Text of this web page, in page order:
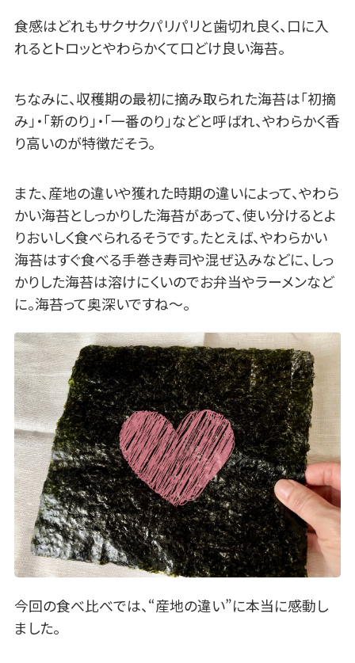
食感はどれもサクサクパリパリと歯切れ良く、口に入
れるとトロッとやわらかくて口どけ良い海苔。
ちなみに、収穫期の最初に摘み取られた海苔は「初摘
み」・「新のり」・「一番のり」などと呼ばれ、やわらかく香
り高いのが特徴だそう。
また、産地の違いや獲れた時期の違いによって、やわら
かい海苔としっかりした海苔があって、使い分けるとよ
りおいしく食べられるそうです。たとえば、やわらかい
海苔はすぐ食べる手巻き寿司や混ぜ込みなどに、しっ
かりした海苔は溶けにくいのでお弁当やラーメンなど
に。海苔って奥深いですね～。
今回の食べ比べでは、“産地の違い”に本当に感動し
ました。